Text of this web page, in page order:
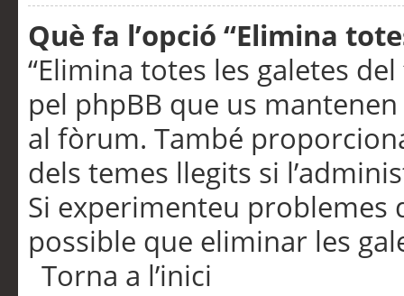
Què fa l’opció “Elimina
“Elimina totes les galetes
pel phpBB que us
al fòrum. També
dels temes llegits si
Si experimenteu problemes
possible que eliminar les
Torna a l’inici